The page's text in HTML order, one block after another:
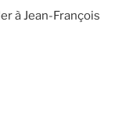
à Jean-François